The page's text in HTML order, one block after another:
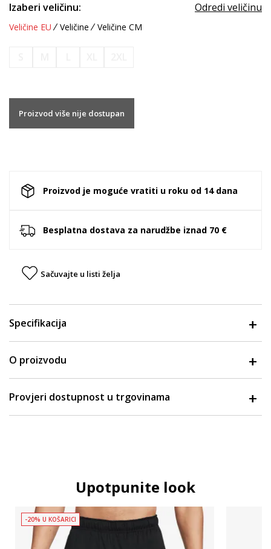
Izaberi veličinu: Odredi veličinu
Veličine EU Veličine Veličine CM
Proizvod više nije dostupan
Proizvod je moguće vratiti u roku od 14 dana
Besplatna dostava za narudžbe iznad 70 €
Sačuvajte u listi želja
Specifikacija
O proizvodu
Provjeri dostupnost u trgovinama
Upotpunite look
-20% U KOŠARICI